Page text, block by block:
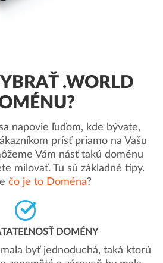
.WORLD
napovie ľuďom, kde bývate,
prísť priamo na Vašu
Vám násť takú doménu
milovať. Tu sú základné tipy.
čo je to Doména?
DOMÉNY
byť jednoduchá, taká ktorú